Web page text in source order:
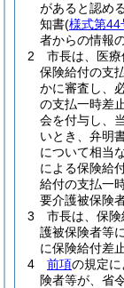
があると認め
知書(様式第44
者からの情報
2
市長は、医
保険給付の支
かに審査し、
の支払一時差
会を付与し、
いとき、弁明
について相当
による保険給
給付の支払一
要介護被保険
3
市長は、保
護被保険者等
に保険給付差
4
前項の規定
険者等が、省